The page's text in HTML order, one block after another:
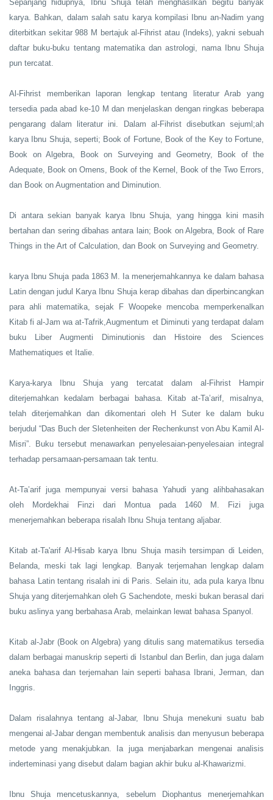
Sepanjang hidupnya, Ibnu Shuja telah menghasilkan begitu banyak
karya. Bahkan, dalam salah satu karya kompilasi Ibnu an-Nadim yang
diterbitkan sekitar 988 M bertajuk al-Fihrist atau (Indeks), yakni sebuah
daftar buku-buku tentang matematika dan astrologi, nama Ibnu Shuja
pun tercatat.
Al-Fihrist memberikan laporan lengkap tentang literatur Arab yang
tersedia pada abad ke-10 M dan menjelaskan dengan ringkas beberapa
pengarang dalam literatur ini. Dalam al-Fihrist disebutkan sejuml;ah
karya Ibnu Shuja, seperti; Book of Fortune, Book of the Key to Fortune,
Book on Algebra, Book on Surveying and Geometry, Book of the
Adequate, Book on Omens, Book of the Kernel, Book of the Two Errors,
dan Book on Augmentation and Diminution.
Di antara sekian banyak karya Ibnu Shuja, yang hingga kini masih
bertahan dan sering dibahas antara lain; Book on Algebra, Book of Rare
Things in the Art of Calculation, dan Book on Surveying and Geometry.
karya Ibnu Shuja pada 1863 M. Ia menerjemahkannya ke dalam bahasa
Latin dengan judul Karya Ibnu Shuja kerap dibahas dan diperbincangkan
para ahli matematika, sejak F Woopeke mencoba memperkenalkan
Kitab fi al-Jam wa at-Tafrik,Augmentum et Diminuti yang terdapat dalam
buku Liber Augmenti Diminutionis dan Histoire des Sciences
Mathematiques et Italie.
Karya-karya Ibnu Shuja yang tercatat dalam al-Fihrist Hampir
diterjemahkan kedalam berbagai bahasa. Kitab at-Ta’arif, misalnya,
telah diterjemahkan dan dikomentari oleh H Suter ke dalam buku
berjudul “Das Buch der Sletenheiten der Rechenkunst von Abu Kamil Al-
Misri”. Buku tersebut menawarkan penyelesaian-penyelesaian integral
terhadap persamaan-persamaan tak tentu.
At-Ta’arif juga mempunyai versi bahasa Yahudi yang alihbahasakan
oleh Mordekhai Finzi dari Montua pada 1460 M. Fizi juga
menerjemahkan beberapa risalah Ibnu Shuja tentang aljabar.
Kitab at-Ta'arif Al-Hisab karya Ibnu Shuja masih tersimpan di Leiden,
Belanda, meski tak lagi lengkap. Banyak terjemahan lengkap dalam
bahasa Latin tentang risalah ini di Paris. Selain itu, ada pula karya Ibnu
Shuja yang diterjemahkan oleh G Sachendote, meski bukan berasal dari
buku aslinya yang berbahasa Arab, melainkan lewat bahasa Spanyol.
Kitab al-Jabr (Book on Algebra) yang ditulis sang matematikus tersedia
dalam berbagai manuskrip seperti di Istanbul dan Berlin, dan juga dalam
aneka bahasa dan terjemahan lain seperti bahasa Ibrani, Jerman, dan
Inggris.
Dalam risalahnya tentang al-Jabar, Ibnu Shuja menekuni suatu bab
mengenai al-Jabar dengan membentuk analisis dan menyusun beberapa
metode yang menakjubkan. Ia juga menjabarkan mengenai analisis
inderteminasi yang disebut dalam bagian akhir buku al-Khawarizmi.
Ibnu Shuja mencetuskannya, sebelum Diophantus menerjemahkan